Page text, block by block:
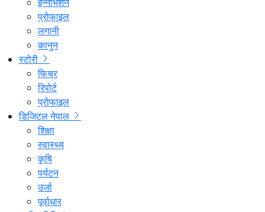
प्रोफाइल
लगानी
कानुन
स्टोरी
फिचर
रिपोर्ट
प्रोफाइल
डिजिटल नेपाल
शिक्षा
स्वास्थ्य
कृषि
पर्यटन
उर्जा
पूर्वाधार